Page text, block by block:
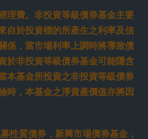
局股息收益趁現在